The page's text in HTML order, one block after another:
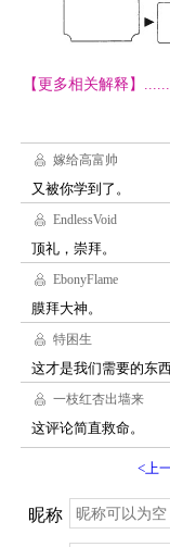
【更多相关解释】......